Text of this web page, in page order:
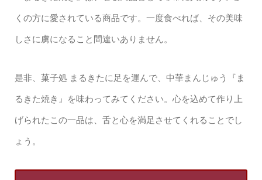
くの方に愛されている商品です。一度食べれば、その美味
しさに虜になること間違いありません。
是非、菓子処 まるきたに足を運んで、中華まんじゅう『ま
るきた焼き』を味わってみてください。心を込めて作り上
げられたこの一品は、舌と心を満足させてくれることでし
ょう。